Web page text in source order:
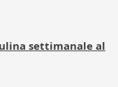
settimanale al